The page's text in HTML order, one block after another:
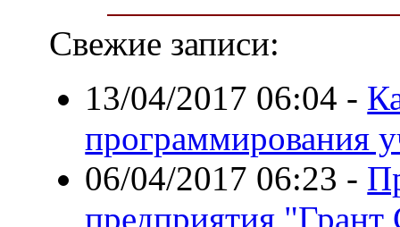
Свежие записи:
13/04/2017 06:04 -
программирования
06/04/2017 06:23 -
предприятия